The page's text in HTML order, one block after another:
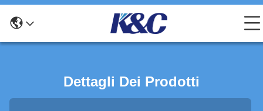
Dettagli Dei Prodotti